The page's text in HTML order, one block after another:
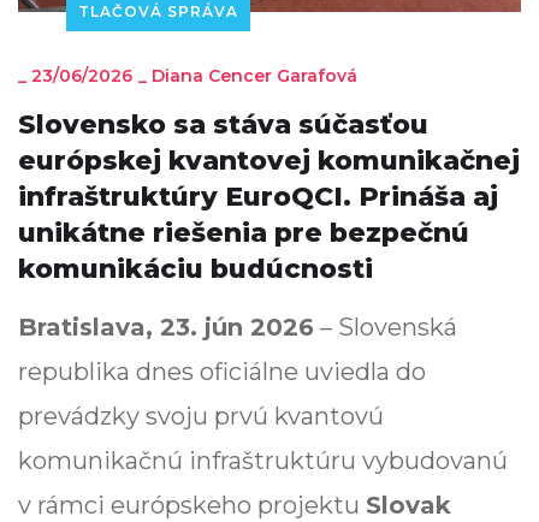
TLAČOVÁ SPRÁVA
_ 23/06/2026 _ Diana Cencer Garafová
Slovensko sa stáva súčasťou
európskej kvantovej komunikačnej
infraštruktúry EuroQCI. Prináša aj
unikátne riešenia pre bezpečnú
komunikáciu budúcnosti
Bratislava, 23. jún 2026 – Slovenská
republika dnes oficiálne uviedla do
prevádzky svoju prvú kvantovú
komunikačnú infraštruktúru vybudovanú
v rámci európskeho projektu Slovak